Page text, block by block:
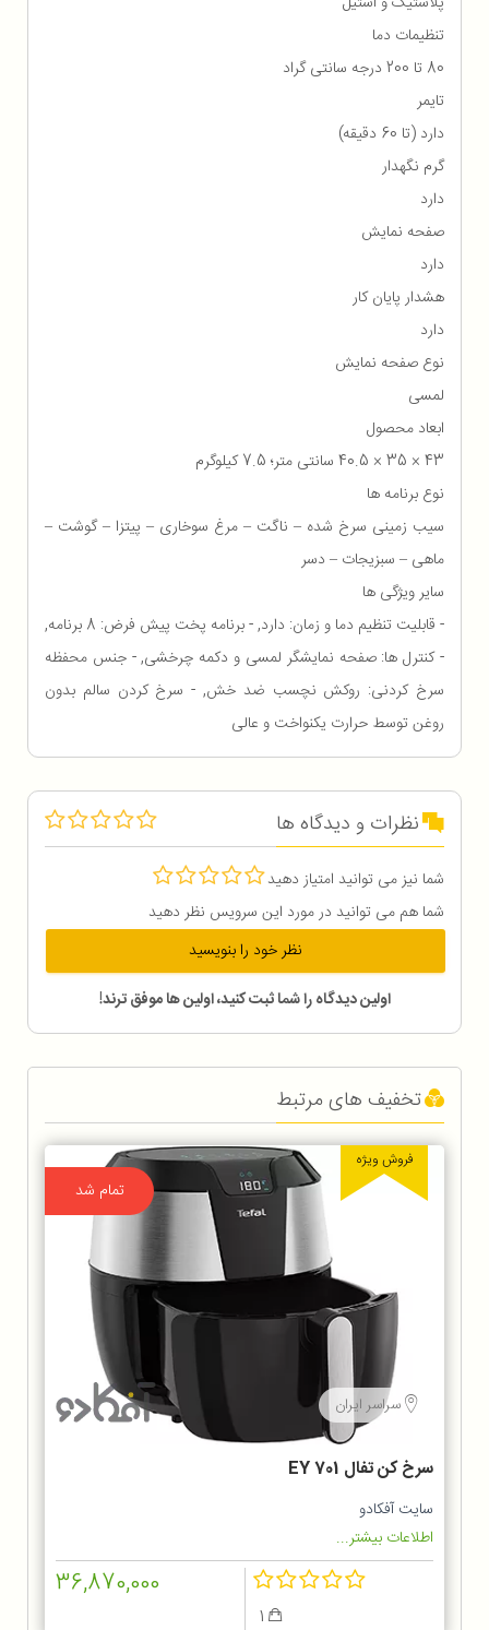
تنظیمات دما
80 تا 200 درجه سانتی گراد
تایمر
دارد (تا 60 دقیقه)
گرم نگهدار
دارد
صفحه نمایش
دارد
هشدار پایان کار
دارد
نوع صفحه نمایش
لمسی
ابعاد محصول
43 × 35 × 40.5 سانتی متر؛ 7.5 کیلوگرم
نوع برنامه ها
سیب زمینی سرخ شده – ناگت – مرغ سوخاری – پیتزا – گوشت –
ماهی – سبزیجات – دسر
سایر ویژگی ها
- قابلیت تنظیم دما و زمان: دارد, - برنامه پخت پیش فرض: 8 برنامه,
- کنترل ها: صفحه نمایشگر لمسی و دکمه چرخشی, - جنس محفظه
سرخ کردنی: روکش نچسب ضد خش, - سرخ کردن سالم بدون
روغن توسط حرارت یکنواخت و عالی
نظرات و دیدگاه ها
شما نیز می توانید امتیاز دهید
شما هم می توانید در مورد این سرویس نظر دهید
نظر خود را بنویسید
اولین دیدگاه را شما ثبت کنید، اولین ها موفق ترند!
تخفیف های مرتبط
تمام شد
فروش ویژه
سراسر ایران
سرخ كن تفال EY 701
سایت آفکادو
اطلاعات بیشتر...
36,870,000